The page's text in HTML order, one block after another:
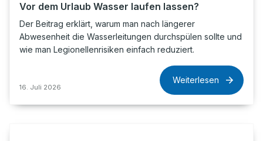
Vor dem Urlaub Wasser laufen lassen?
Der Beitrag erklärt, warum man nach längerer
Abwesenheit die Wasserleitungen durchspülen sollte und
wie man Legionellenrisiken einfach reduziert.
16. Juli 2026
Weiterlesen